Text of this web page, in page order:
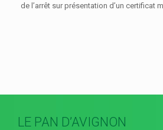
de l’arrêt sur présentation d’un certificat
LE PAN D’AVIGNON